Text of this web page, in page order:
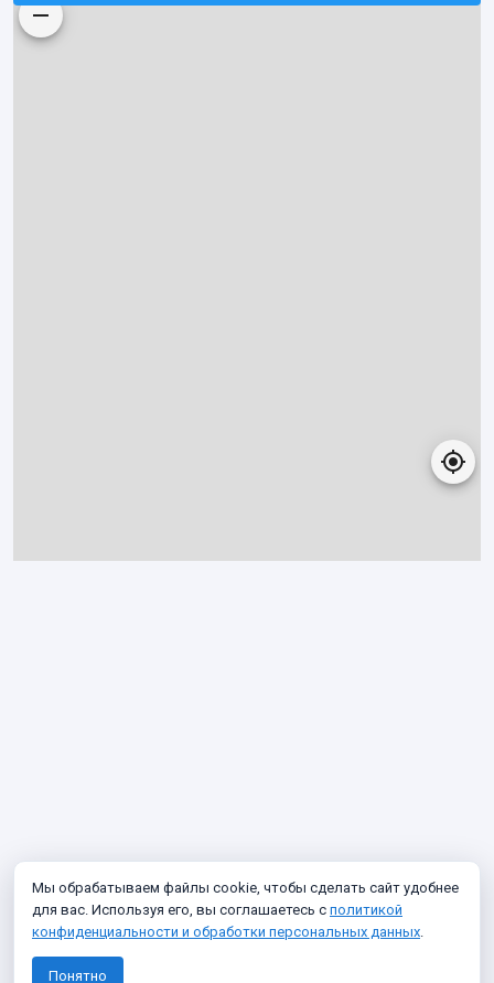
Мы обрабатываем файлы cookie, чтобы сделать сайт удобнее
для вас. Используя его, вы соглашаетесь с политикой
конфиденциальности и обработки персональных данных.
Понятно